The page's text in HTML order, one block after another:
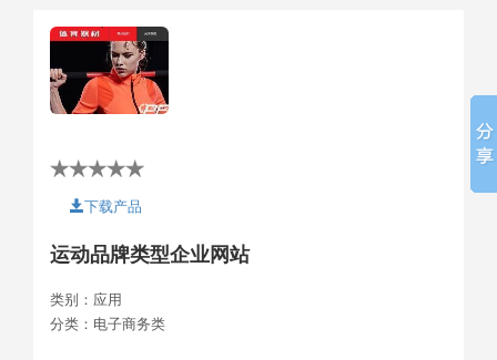
下载产品
运动品牌类型企业网站
类别： 应用
分类： 电子商务类